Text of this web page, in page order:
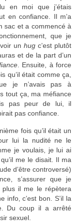
en moi que j’étais
en confiance. Il m’a
sac et a commencé à
que je
un hug c’est plutôt
et de la part d’un
. Ensuite, à force
qu’il était comme ça,
je n’avais pas à
tout ça, ma méfiance
pas peur de lui, il
pas confiance.
fois qu’il était un
lui la nudité ne le
je voulais, je lui ai
me le disait. Il ma
d’être controversé)
s’assurer que je
il me le répètera
info, c’est bon. S’il la
Du coup il a arrêté
sexuel.